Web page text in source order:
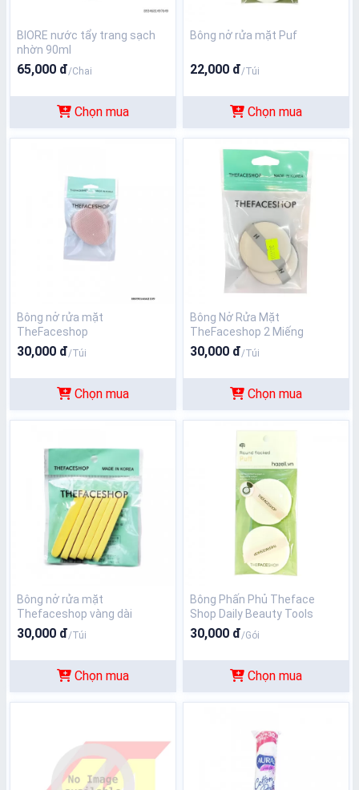
BIORE nước tẩy trang sạch
nhờn 90ml
65,000 đ/Chai
Chọn mua
Bông nở rửa mặt Puf
22,000 đ/Túi
Chọn mua
Bông nở rửa mặt
TheFaceshop
30,000 đ/Túi
Chọn mua
Bông Nở Rửa Mặt
TheFaceshop 2 Miếng
30,000 đ/Túi
Chọn mua
Bông nở rửa mặt
Thefaceshop vàng dài
30,000 đ/Túi
Chọn mua
Bông Phấn Phủ Theface
Shop Daily Beauty Tools
Round Flocked Puff
30,000 đ/Gói
Chọn mua